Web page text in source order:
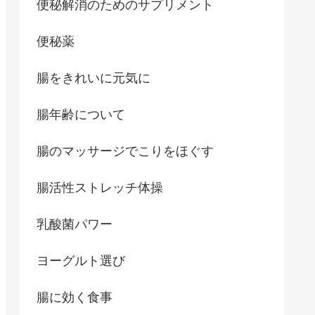
便秘解消のためのサプリメント
便秘薬
腸をきれいに元気に
腸年齢について
腸のマッサージでこりをほぐす
腸活性ストレッチ体操
乳酸菌パワー
ヨーグルト選び
腸に効く食事